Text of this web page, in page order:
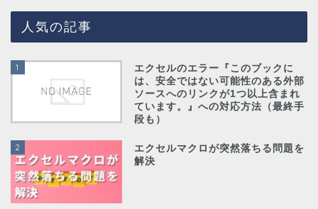
人気の記事
1
エクセルのエラー『このブックに
は、安全ではない可能性のある外部
ソースへのリンクが1つ以上含まれ
ています。』への対応方法（最終手
段も）
2
エクセルマクロが突然落ちる問題を
解決